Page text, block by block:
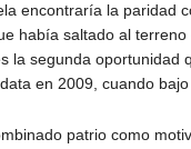
encontraría la paridad
había saltado al
la segunda oportunidad
en 2009, cuando
patrio como